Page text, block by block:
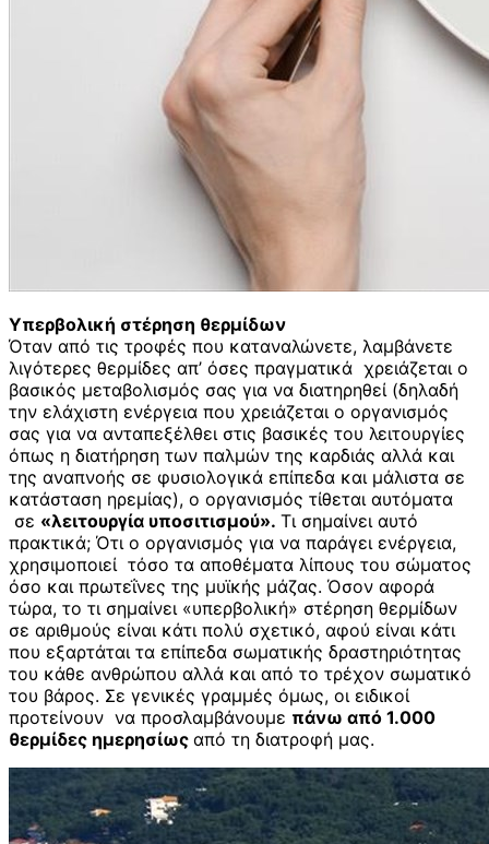
Υπερβολική στέρηση θερμίδων
Όταν από τις τροφές που καταναλώνετε, λαμβάνετε
λιγότερες θερμίδες απ’ όσες πραγματικά χρειάζεται ο
βασικός μεταβολισμός σας για να διατηρηθεί (δηλαδή
την ελάχιστη ενέργεια που χρειάζεται ο οργανισμός
σας για να ανταπεξέλθει στις βασικές του λειτουργίες
όπως η διατήρηση των παλμών της καρδιάς αλλά και
της αναπνοής σε φυσιολογικά επίπεδα και μάλιστα σε
κατάσταση ηρεμίας), ο οργανισμός τίθεται αυτόματα
σε «λειτουργία υποσιτισμού». Τι σημαίνει αυτό
πρακτικά; Ότι ο οργανισμός για να παράγει ενέργεια,
χρησιμοποιεί τόσο τα αποθέματα λίπους του σώματος
όσο και πρωτεΐνες της μυϊκής μάζας. Όσον αφορά
τώρα, το τι σημαίνει «υπερβολική» στέρηση θερμίδων
σε αριθμούς είναι κάτι πολύ σχετικό, αφού είναι κάτι
που εξαρτάται τα επίπεδα σωματικής δραστηριότητας
του κάθε ανθρώπου αλλά και από το τρέχον σωματικό
του βάρος. Σε γενικές γραμμές όμως, οι ειδικοί
προτείνουν να προσλαμβάνουμε πάνω από 1.000
θερμίδες ημερησίως από τη διατροφή μας.